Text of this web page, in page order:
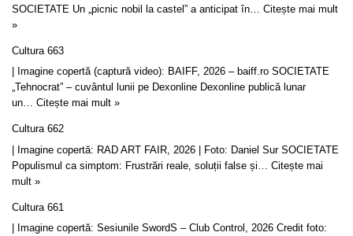
SOCIETATE Un „picnic nobil la castel” a anticipat în… Citește mai mult
»
Cultura 663
| Imagine copertă (captură video): BAIFF, 2026 – baiff.ro SOCIETATE
„Tehnocrat” – cuvântul lunii pe Dexonline Dexonline publică lunar
un… Citește mai mult »
Cultura 662
| Imagine copertă: RAD ART FAIR, 2026 | Foto: Daniel Sur SOCIETATE
Populismul ca simptom: Frustrări reale, soluții false și… Citește mai
mult »
Cultura 661
| Imagine copertă: Sesiunile SwordS – Club Control, 2026 Credit foto: